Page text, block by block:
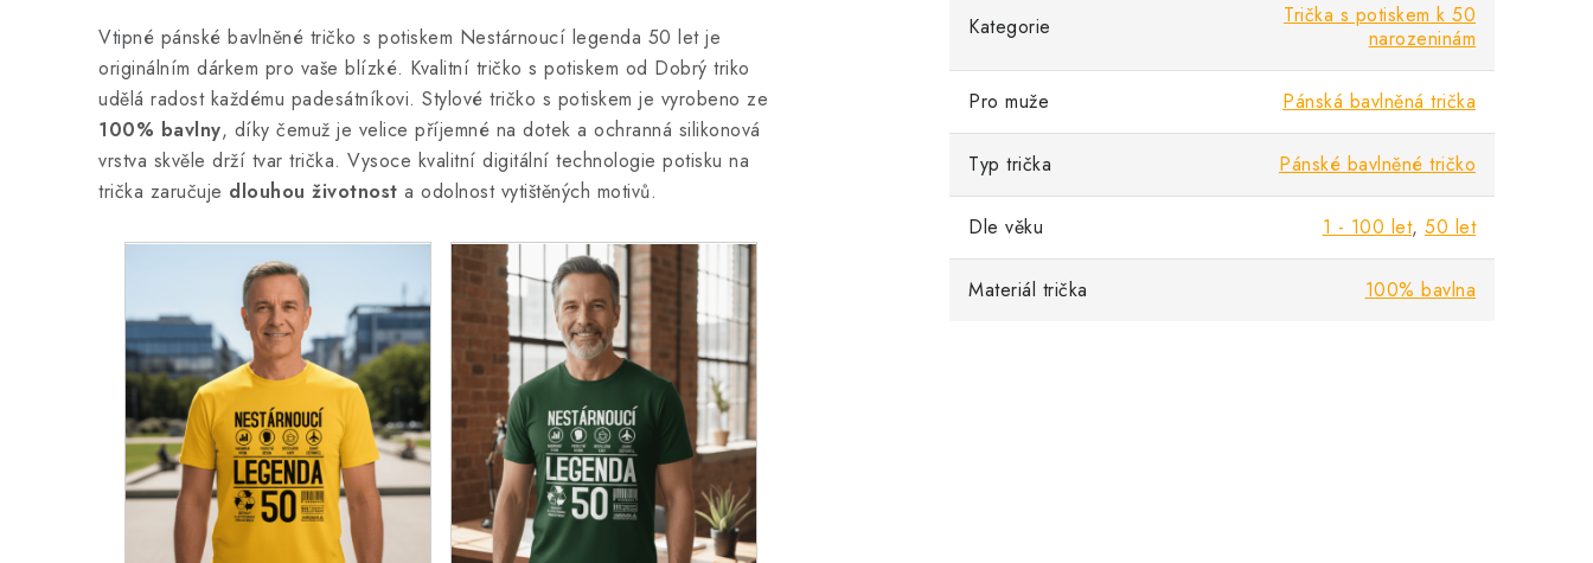
Vtipné pánské bavlněné tričko s potiskem Nestárnoucí legenda 50 let je
originálním dárkem pro vaše blízké. Kvalitní tričko s potiskem od Dobrý triko
udělá radost každému padesátníkovi. Stylové tričko s potiskem je vyrobeno ze
100% bavlny, díky čemuž je velice příjemné na dotek a ochranná silikonová
vrstva skvěle drží tvar trička. Vysoce kvalitní digitální technologie potisku na
trička zaručuje dlouhou životnost a odolnost vytištěných motivů.
Kategorie
Trička s potiskem k 50
narozeninám
Pro muže Pánská bavlněná trička
Typ trička Pánské bavlněné tričko
Dle věku 1 - 100 let, 50 let
Materiál trička 100% bavlna